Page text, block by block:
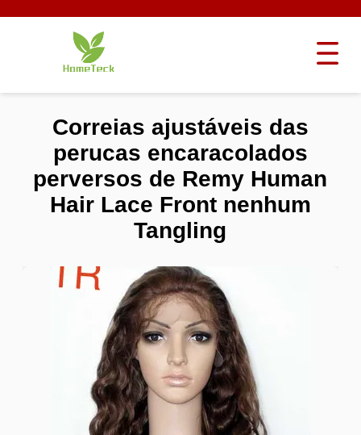
Correias ajustáveis das
perucas encaracolados
perversos de Remy Human
Hair Lace Front nenhum
Tangling